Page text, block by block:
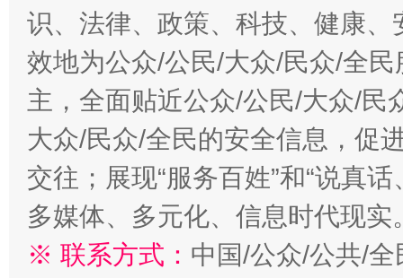
识、法律、政策、科技、健康
效地为公众/公民/大众/民众/全
主，全面贴近公众/公民/大众/民
大众/民众/全民的安全信息，促
交往；展现“服务百姓”和“说真
多媒体、多元化、信息时代现实
※ 联系方式： 中国/公众/公共/